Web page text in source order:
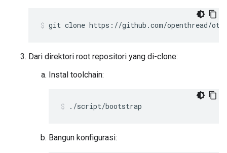
git clone https://github.com/openthread/
Dari direktori root repositori yang di-clone:
Instal toolchain:
./script/bootstrap
Bangun konfigurasi: